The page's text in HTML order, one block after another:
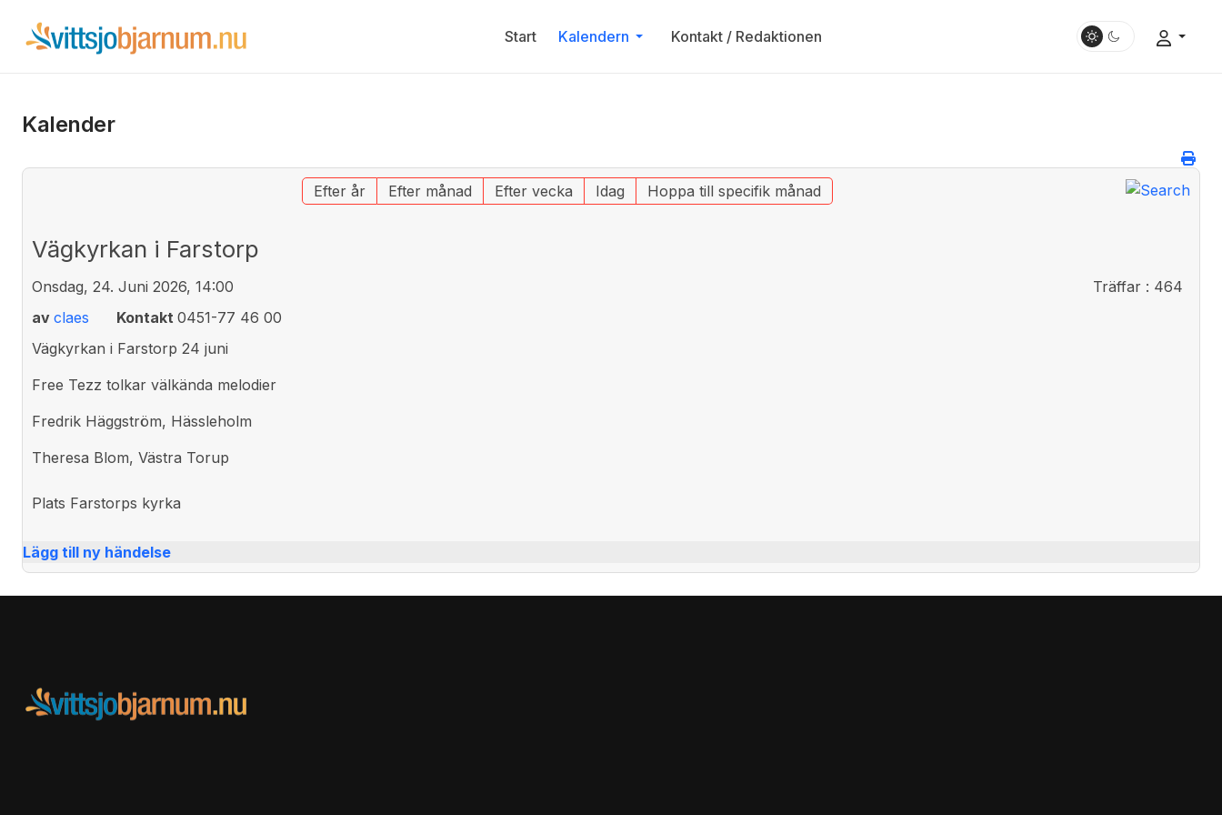
Start Kalendern Kontakt / Redaktionen
Kalender
Efter år Efter månad Efter vecka Idag Hoppa till specifik månad
Vägkyrkan i Farstorp
Onsdag, 24. Juni 2026, 14:00 Träffar : 464
av claes Kontakt 0451-77 46 00
Vägkyrkan i Farstorp 24 juni
Free Tezz tolkar välkända melodier
Fredrik Häggström, Hässleholm
Theresa Blom, Västra Torup
Plats Farstorps kyrka
Lägg till ny händelse